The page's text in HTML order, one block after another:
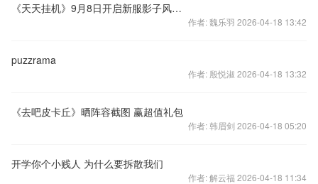
《天天挂机》9月8日开启新服影子风衣火爆开启
作者: 魏乐羽 2026-04-18 13:42
puzzrama
作者: 殷悦淑 2026-04-18 13:32
《去吧皮卡丘》晒阵容截图 赢超值礼包
作者: 韩眉剑 2026-04-18 05:20
开学你个小贱人 为什么要拆散我们
作者: 解云福 2026-04-18 11:34